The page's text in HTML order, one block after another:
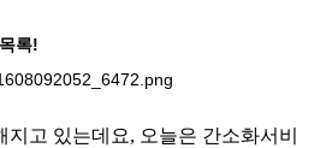
록!
고 있는데요, 오늘은 간소화서비